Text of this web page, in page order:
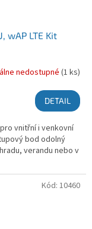
wAP LTE Kit
nedostupné (1 ks)
DETAIL
vnitřní i venkovní
bod odolný
verandu nebo v
Kód: 10460